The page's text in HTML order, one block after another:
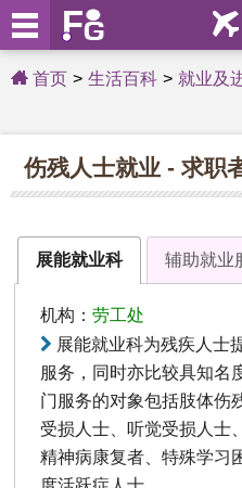
首页 生活百科 就业及
伤残人士就业 - 求职
展能就业科 辅助就业
机构： 劳工处
展能就业科为残疾人士
服务，同时亦比较具知名
门服务的对象包括肢体伤
受损人士、听觉受损人士
精神病康复者、特殊学习